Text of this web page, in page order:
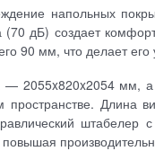
напольных
(70 дБ) создает
90 мм, что делает
2055x820x2054 мм, а
пространстве.
штабелер